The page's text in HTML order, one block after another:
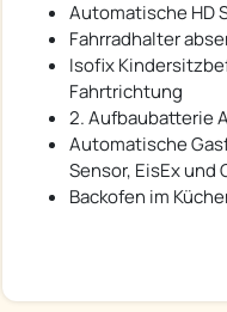
Automatische HD
Fahrradhalter
Isofix
Fahrtrichtung
2. Aufbaubatterie
Automatische
Sensor, EisEx und
Backofen im